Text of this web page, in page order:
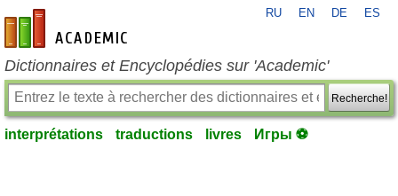
fr-academic.com
RU EN DE ES
Dictionnaires et Encyclopédies sur 'Academic'
Recherche!
interprétations traductions livres Игры ⚽